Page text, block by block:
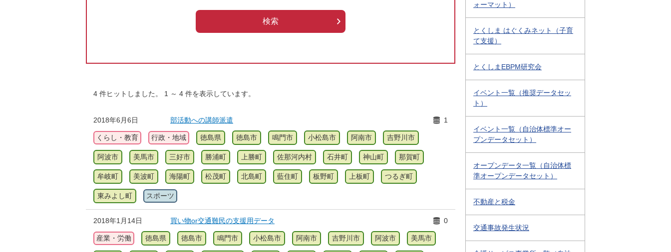
4 件ヒットしました。 1 ～ 4 件を表示しています。
2018年6月6日 部活動への講師派遣 1
くらし・教育 行政・地域 徳島県 徳島市 鳴門市 小松島市 阿南市 吉野川市
阿波市 美馬市 三好市 勝浦町 上勝町 佐那河内村 石井町 神山町 那賀町
牟岐町 美波町 海陽町 松茂町 北島町 藍住町 板野町 上板町 つるぎ町
東みよし町 スポーツ
2018年1月14日 買い物or交通難民の支援用データ 0
産業・労働 徳島県 徳島市 鳴門市 小松島市 阿南市 吉野川市 阿波市 美馬市
ォーマット）
とくしま はぐくみネット（子育
て支援）
とくしまEBPM研究会
イベント一覧（推奨データセッ
ト）
イベント一覧（自治体標準オー
プンデータセット）
オープンデータ一覧（自治体標
準オープンデータセット）
不動産と税金
交通事故発生状況